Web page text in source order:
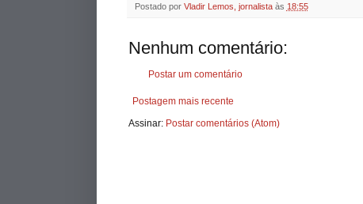
Postado por Vladir Lemos, jornalista às 18:55
Nenhum comentário:
Postar um comentário
Postagem mais recente
Assinar: Postar comentários (Atom)